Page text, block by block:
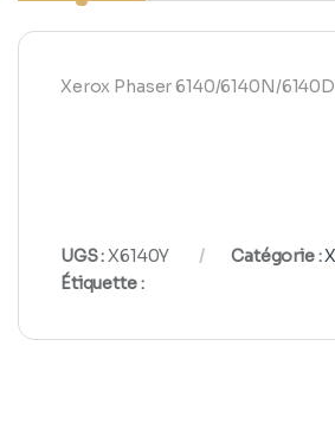
Xerox Phaser 6140/6140N/
UGS :X6140Y Catégorie :
Étiquette :